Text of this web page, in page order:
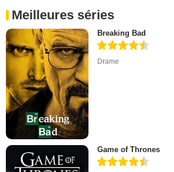
Meilleures séries
Breaking Bad
Drame
Game of Thrones